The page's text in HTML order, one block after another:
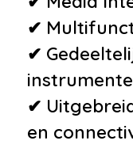
•Airbag(s)
•Airbag(s)
•Airbag(s)
•Airbag(s)
•Airbag
✔
✔
✔
en